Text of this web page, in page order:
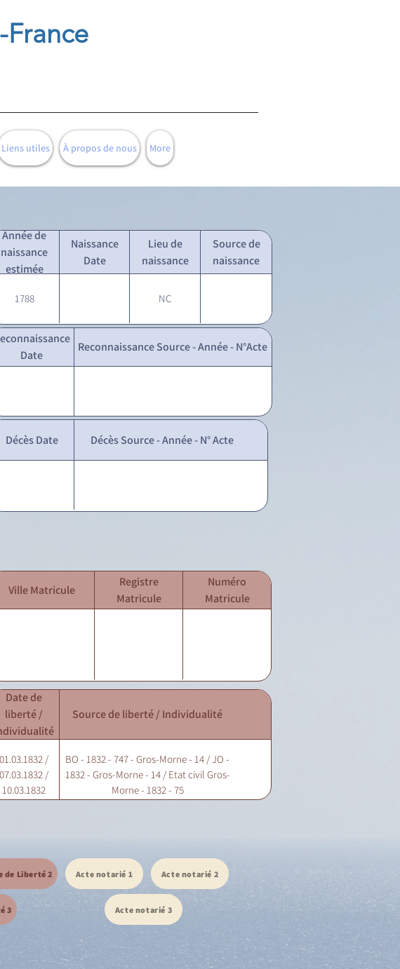
Liens utiles À propos de nous More
Année de
naissance
estimée
Naissance
Date
Lieu de
naissance
Source de
naissance
1788 NC
Date
Reconnaissance Source - Année - N°Acte
Décès Date Décès Source - Année - N° Acte
Ville Matricule
Registre
Matricule
Numéro
Matricule
Date de
liberté /
Source de liberté / Individualité
01.03.1832 /
07.03.1832 /
10.03.1832
BO - 1832 - 747 - Gros-Morne - 14 / JO -
1832 - Gros-Morne - 14 / Etat civil Gros-
Morne - 1832 - 75
de Liberté 2
3
Acte notarié 1 Acte notarié 2
Acte notarié 3